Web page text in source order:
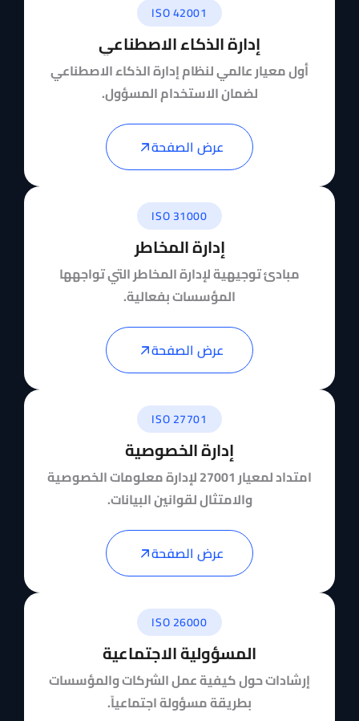
ISO 42001
إدارة الذكاء الاصطناعي
أول معيار عالمي لنظام إدارة الذكاء الاصطناعي
لضمان الاستخدام المسؤول.
عرض الصفحة
ISO 31000
إدارة المخاطر
مبادئ توجيهية لإدارة المخاطر التي تواجهها
المؤسسات بفعالية.
عرض الصفحة
ISO 27701
إدارة الخصوصية
امتداد لمعيار 27001 لإدارة معلومات الخصوصية
والامتثال لقوانين البيانات.
عرض الصفحة
ISO 26000
المسؤولية الاجتماعية
إرشادات حول كيفية عمل الشركات والمؤسسات
بطريقة مسؤولة اجتماعياً.